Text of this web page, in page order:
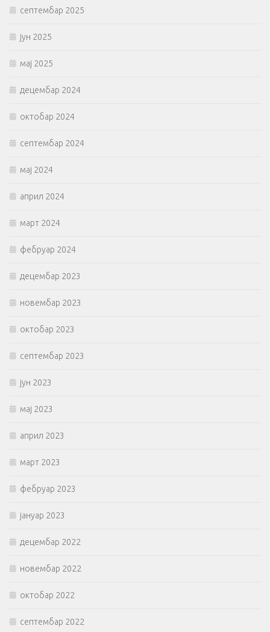
септембар 2025
јун 2025
мај 2025
децембар 2024
октобар 2024
септембар 2024
мај 2024
април 2024
март 2024
фебруар 2024
децембар 2023
новембар 2023
октобар 2023
септембар 2023
јун 2023
мај 2023
април 2023
март 2023
фебруар 2023
јануар 2023
децембар 2022
новембар 2022
октобар 2022
септембар 2022